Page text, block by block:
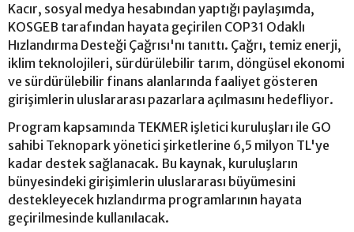
Kacır, sosyal medya hesabından yaptığı paylaşımda,
KOSGEB tarafından hayata geçirilen COP31 Odaklı
Hızlandırma Desteği Çağrısı'nı tanıttı. Çağrı, temiz enerji,
iklim teknolojileri, sürdürülebilir tarım, döngüsel ekonomi
ve sürdürülebilir finans alanlarında faaliyet gösteren
girişimlerin uluslararası pazarlara açılmasını hedefliyor.
Program kapsamında TEKMER işletici kuruluşları ile GO
sahibi Teknopark yönetici şirketlerine 6,5 milyon TL'ye
kadar destek sağlanacak. Bu kaynak, kuruluşların
bünyesindeki girişimlerin uluslararası büyümesini
destekleyecek hızlandırma programlarının hayata
geçirilmesinde kullanılacak.